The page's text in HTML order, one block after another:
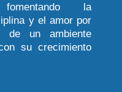
la
y el amor por
de un ambiente
su crecimiento